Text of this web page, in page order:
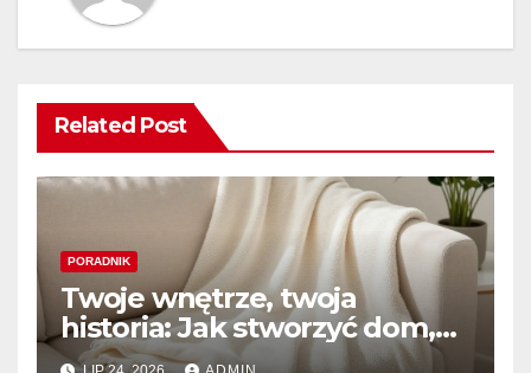
Related Post
PORADNIK
Twoje wnętrze, twoja
historia: Jak stworzyć dom,
który naprawdę kochasz